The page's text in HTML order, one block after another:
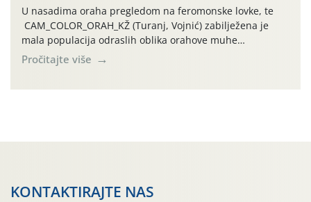
U nasadima oraha pregledom na feromonske lovke, te
CAM_COLOR_ORAH_KŽ (Turanj, Vojnić) zabilježena je
mala populacija odraslih oblika orahove muhe
(Rhagoletis completa). Niska brojnost može se objasniti
činjenicom da je riječ o mladim nasadima s vrlo malim
Pročitajte više
KONTAKTIRAJTE NAS